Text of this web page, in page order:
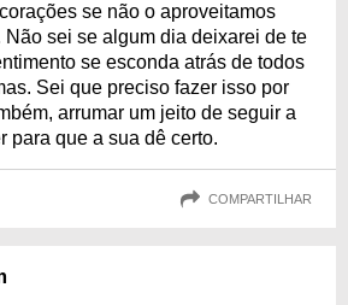
se não o aproveitamos
Não sei se algum dia deixarei de te
se esconda atrás de todos
Sei que preciso fazer isso por
arrumar um jeito de seguir a
para que a sua dê certo.
COMPARTILHAR